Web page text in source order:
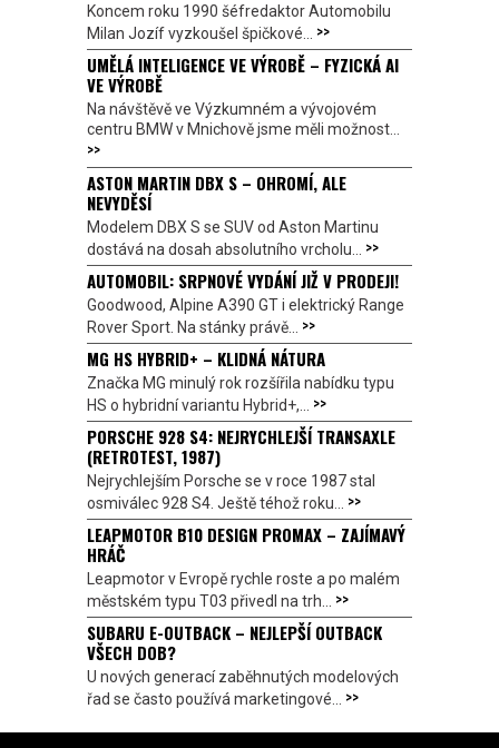
Koncem roku 1990 šéfredaktor Automobilu
Milan Jozíf vyzkoušel špičkové... >>
UMĚLÁ INTELIGENCE VE VÝROBĚ – FYZICKÁ AI
VE VÝROBĚ
Na návštěvě ve Výzkumném a vývojovém
centru BMW v Mnichově jsme měli možnost...
>>
ASTON MARTIN DBX S – OHROMÍ, ALE
NEVYDĚSÍ
Modelem DBX S se SUV od Aston Martinu
dostává na dosah absolutního vrcholu... >>
AUTOMOBIL: SRPNOVÉ VYDÁNÍ JIŽ V PRODEJI!
Goodwood, Alpine A390 GT i elektrický Range
Rover Sport. Na stánky právě... >>
MG HS HYBRID+ – KLIDNÁ NÁTURA
Značka MG minulý rok rozšířila nabídku typu
HS o hybridní variantu Hybrid+,... >>
PORSCHE 928 S4: NEJRYCHLEJŠÍ TRANSAXLE
(RETROTEST, 1987)
Nejrychlejším Porsche se v roce 1987 stal
osmiválec 928 S4. Ještě téhož roku... >>
LEAPMOTOR B10 DESIGN PROMAX – ZAJÍMAVÝ
HRÁČ
Leapmotor v Evropě rychle roste a po malém
městském typu T03 přivedl na trh... >>
SUBARU E-OUTBACK – NEJLEPŠÍ OUTBACK
VŠECH DOB?
U nových generací zaběhnutých modelových
řad se často používá marketingové... >>